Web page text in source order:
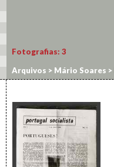
Fotografias: 3
Arquivos > Mário Soares >